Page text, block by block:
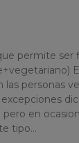
permite ser
personas
en
tipo